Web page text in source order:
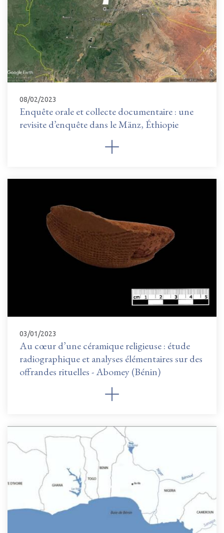
08/02/2023
Enquête orale et collecte documentaire : une
revisite d’enquête dans le Mänz, Éthiopie
03/01/2023
Au cœur d’une céramique religieuse : étude
radiographique et analyses élémentaires sur des
offrandes rituelles - Abomey (Bénin)